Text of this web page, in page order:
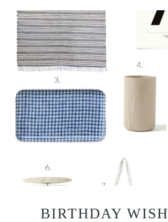
BIRTHDAY